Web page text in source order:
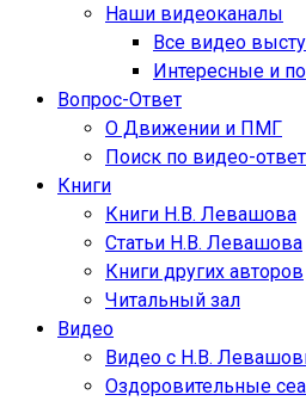
Наши видеоканалы
Все видео
Интересные и
Вопрос-Ответ
О Движении и ПМГ
Поиск по видео-
Книги
Книги Н.В. Левашова
Статьи Н.В. Левашова
Книги других авторов
Читальный зал
Видео
Видео с Н.В.
Оздоровительные